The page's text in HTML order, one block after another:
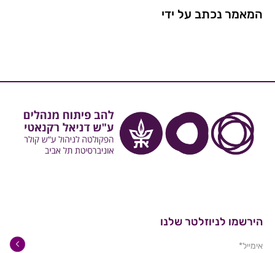
המאמר נכתב על ידי
הירשמו לניוזלטר שלנו
אימייל*